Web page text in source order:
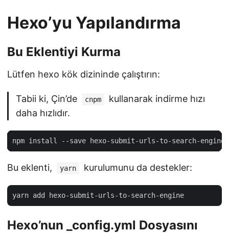
Hexo’yu Yapılandırma
Bu Eklentiyi Kurma
Lütfen hexo kök dizininde çalıştırın:
Tabii ki, Çin’de cnpm
kullanarak indirme hızı
daha hızlıdır.
Bu eklenti, yarn kurulumunu da destekler:
Hexo’nun _config.yml Dosyasını